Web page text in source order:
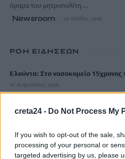
creta24 - Do Not Process My
If you wish to opt-out of the sale,
processing of your personal or
targeted advertising by us, please
όραμα του μητροπολίτη…
Newsroom 20 Μαΐου, 2026
ΡΟΗ ΕΙΔΗΣΕΩΝ
Ελούντα: Στο νοσοκομείο 15χρονος
10 Αυγούστου, 2026
Η Μαρία Καρυστιανού: Είχαμε
10 Αυγούστου, 2026